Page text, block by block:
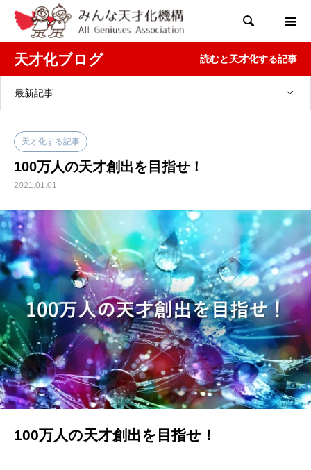

天才化ブログ 読むと天才化する記事
最新記事
天才化する記事
100万人の天才創出を目指せ！
2021.01.01
100万人の天才創出を目指せ！